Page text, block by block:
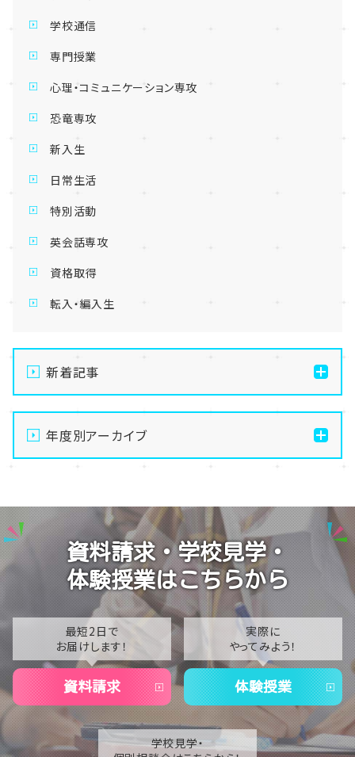
学校通信
専門授業
心理・コミュニケーション専攻
恐竜専攻
新入生
日常生活
特別活動
英会話専攻
資格取得
転入・編入生
新着記事
【名護本校】公演お疲れ様でした！
【名護本校】漫画家の吉元あきこ先生と
【名護本校】次年度の準備中～☆彡
【名護本校】第１回 生徒会総会
年度別アーカイブ
2025
2024
2023
2021
2020
資料請求・学校見学・
体験授業はこちらから
最短2日で
お届けします！
資料請求
実際に
やってみよう！
体験授業
学校見学・